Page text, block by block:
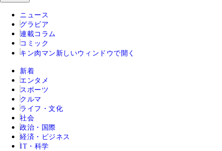
ニュース
グラビア
連載コラム
コミック
キン肉マン 新しいウィンドウで開く
新着
エンタメ
スポーツ
クルマ
ライフ・文化
社会
政治・国際
経済・ビジネス
IT・科学